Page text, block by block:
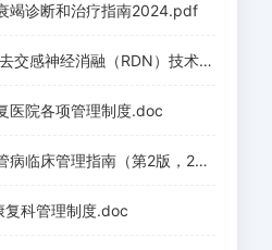
竭诊断和治疗指南2024.pdf
感神经消融（RDN）技术（上）.pdf
医院各项管理制度.doc
临床管理指南（第2版，2023）.pdf
复科管理制度.doc